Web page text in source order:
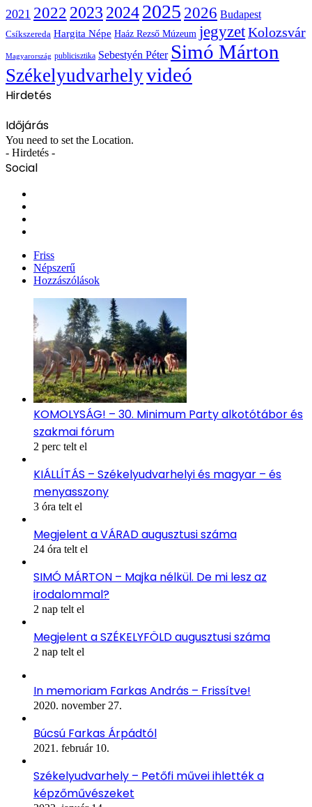
2021 2022 2023 20242025 2026 Budapest
Csíkszereda Hargita Népe Haáz Rezső Múzeum jegyzetKolozsvár
Magyarország publicisztika Sebestyén Péter Simó Márton
Székelyudvarhelyvideó
Hirdetés
Időjárás
You need to set the Location.
- Hirdetés -
Social
Friss
Népszerű
Hozzászólások
KOMOLYSÁG! – 30. Minimum Party alkotótábor és
szakmai fórum
2 perc telt el
KIÁLLÍTÁS – Székelyudvarhelyi és magyar – és
menyasszony
3 óra telt el
Megjelent a VÁRAD augusztusi száma
24 óra telt el
SIMÓ MÁRTON – Majka nélkül. De mi lesz az
irodalommal?
2 nap telt el
Megjelent a SZÉKELYFÖLD augusztusi száma
2 nap telt el
In memoriam Farkas András – Frissítve!
2020. november 27.
Búcsú Farkas Árpádtól
2021. február 10.
Székelyudvarhely – Petőfi művei ihlették a
képzőművészeket